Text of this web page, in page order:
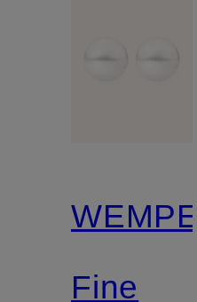
WEMPE
Fine